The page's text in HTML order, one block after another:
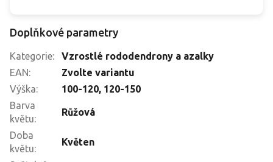
Doplňkové parametry
Kategorie:
Vzrostlé rododendrony a azalky
EAN:
Zvolte variantu
Výška: 100-120, 120-150
Barva
květu:
Růžová
Doba
květu:
Květen